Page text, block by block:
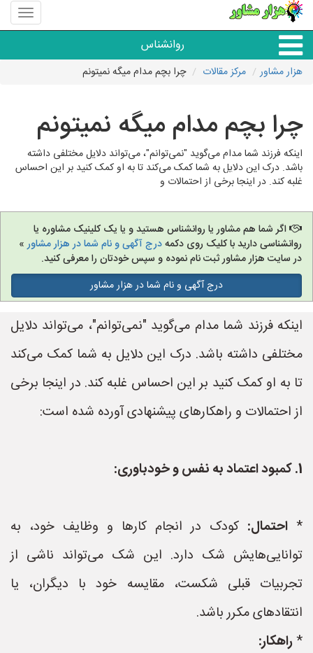
منوی
سایت
مشاور
روانشناس
گروه روانشناسی
هزار مشاور مرکز مقالات چرا بچم مدام میگه نمیتونم
چرا بچم مدام میگه نمیتونم
اینکه فرزند شما مدام می‌گوید "نمی‌توانم"، می‌تواند دلایل مختلفی داشته
باشد. درک این دلایل به شما کمک می‌کند تا به او کمک کنید بر این احساس
غلبه کند. در اینجا برخی از احتمالات و
اگر شما هم مشاور یا روانشناس هستید و یا یک کلینیک مشاوره یا
روانشناسی دارید با کلیک روی دکمهدرج آگهی و نام شما در هزار مشاور»
در سایت هزار مشاور ثبت نام نموده و سپس خودتان را معرفی کنید.
درج آگهی و نام شما در هزار مشاور
اینکه فرزند شما مدام می‌گوید "نمی‌توانم"، می‌تواند دلایل
مختلفی داشته باشد. درک این دلایل به شما کمک می‌کند
تا به او کمک کنید بر این احساس غلبه کند. در اینجا برخی
از احتمالات و راهکارهای پیشنهادی آورده شده است:
1. کمبود اعتماد به نفس و خودباوری:
* احتمال: کودک در انجام کارها و وظایف خود، به
توانایی‌هایش شک دارد. این شک می‌تواند ناشی از
تجربیات قبلی شکست، مقایسه خود با دیگران، یا
انتقادهای مکرر باشد.
*راهکار: